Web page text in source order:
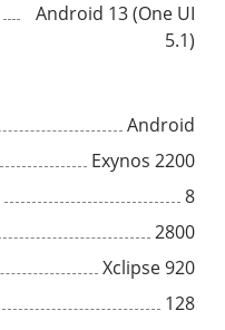
Android 13 (One UI
5.1)
Android
Exynos 2200
8
2800
Xclipse 920
128